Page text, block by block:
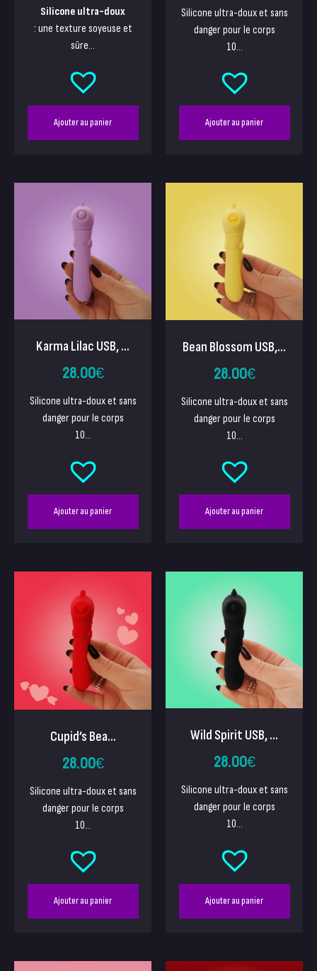
Silicone ultra-doux
: une texture soyeuse et
sûre...
Ajouter au panier
Silicone ultra-doux et sans
danger pour le corps
10...
Ajouter au panier
Karma Lilac USB, ...
28.00€
Silicone ultra-doux et sans
danger pour le corps
10...
Ajouter au panier
Bean Blossom USB,...
28.00€
Silicone ultra-doux et sans
danger pour le corps
10...
Ajouter au panier
Cupid’s Bea...
28.00€
Silicone ultra-doux et sans
danger pour le corps
10...
Ajouter au panier
Wild Spirit USB, ...
28.00€
Silicone ultra-doux et sans
danger pour le corps
10...
Ajouter au panier